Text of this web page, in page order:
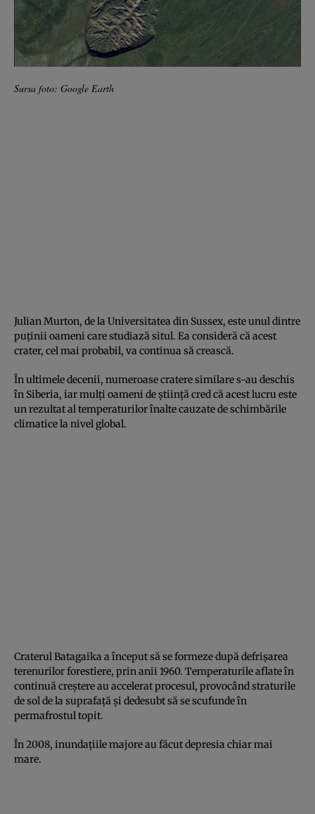
Sursa foto: Google Earth
Julian Murton, de la Universitatea din Sussex, este unul dintre
puţinii oameni care studiază situl. Ea consideră că acest
crater, cel mai probabil, va continua să crească.
În ultimele decenii, numeroase cratere similare s-au deschis
în Siberia, iar mulţi oameni de ştiinţă cred că acest lucru este
un rezultat al temperaturilor înalte cauzate de schimbările
climatice la nivel global.
Craterul Batagaika a început să se formeze după defrişarea
terenurilor forestiere, prin anii 1960. Temperaturile aflate în
continuă creştere au accelerat procesul, provocând straturile
de sol de la suprafaţă şi dedesubt să se scufunde în
permafrostul topit.
În 2008, inundaţiile majore au făcut depresia chiar mai
mare.